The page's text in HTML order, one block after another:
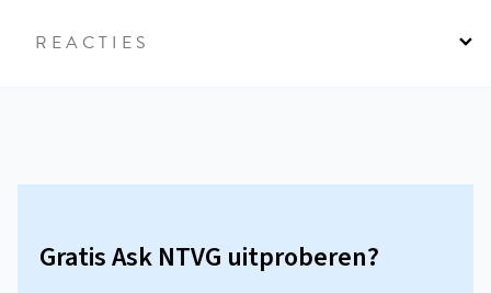
REACTIES
Gratis Ask NTVG uitproberen?